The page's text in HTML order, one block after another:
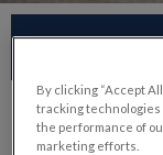
Contactez-nous
By clicking “Accept
tracking technologies
the performance of
marketing efforts.